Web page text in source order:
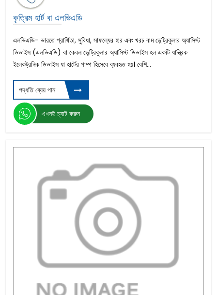
কৃত্রিম হার্ট বা এলভিএডি
এলভিএডি- ভারতে প্রার্থিতা, সুবিধা, সাফল্যের হার এবং খরচ বাম ভেন্ট্রিকুলার অ্যাসিস্ট
ডিভাইস (এলভিএডি) বা কেবল ভেন্ট্রিকুলার অ্যাসিস্ট ডিভাইস হল একটি যান্ত্রিক
ইলেকট্রনিক ডিভাইস যা হার্টের পাম্প হিসেবে ব্যবহৃত হয়। বেশি...
পদ্ধতি ব্যেয় পান
এখনই চ্যাট করুন